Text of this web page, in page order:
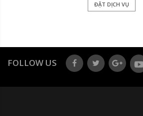
ĐẶT DỊCH VỤ
FOLLOW US